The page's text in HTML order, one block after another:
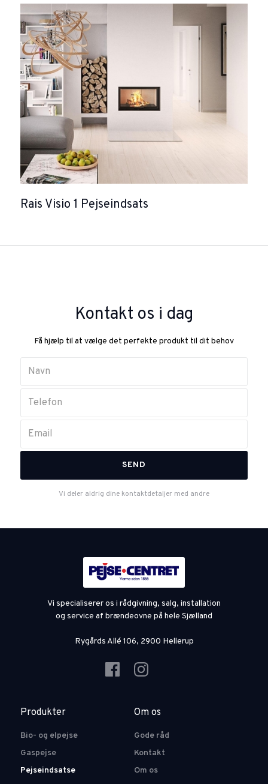
Rais Visio 1 Pejseindsats
Kontakt os i dag
Få hjælp til at vælge det perfekte produkt til dit behov
Vi deler aldrig dine kontaktdetaljer med andre
Vi specialiserer os i rådgivning, salg, installation
og service af brændeovne på hele Sjælland
Rygårds Allé 106, 2900 Hellerup
Produkter
Bio- og elpejse
Gaspejse
Pejseindsatse
Om os
Gode råd
Kontakt
Om os